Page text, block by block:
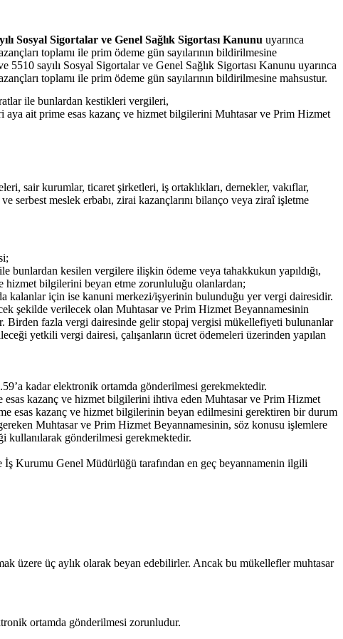
Sosyal Sigortalar ve Genel Sağlık Sigortası Kanunu uyarınca
toplamı ile prim ödeme gün sayılarının bildirilmesine
sayılı Sosyal Sigortalar ve Genel Sağlık Sigortası Kanunu uyarınca
toplamı ile prim ödeme gün sayılarının bildirilmesine mahsustur.
ile bunlardan kestikleri vergileri,
aya ait prime esas kazanç ve hizmet bilgilerini Muhtasar ve Prim Hizmet
sair kurumlar, ticaret şirketleri, iş ortaklıkları, dernekler, vakıflar,
serbest meslek erbabı, zirai kazançlarını bilanço veya ziraî işletme
kesilen vergilere ilişkin ödeme veya tahakkukun yapıldığı,
hizmet bilgilerini beyan etme zorunluluğu olanlardan;
kalanlar için ise kanuni merkezi/işyerinin bulunduğu yer vergi dairesidir.
şekilde verilecek olan Muhtasar ve Prim Hizmet Beyannamesinin
Birden fazla vergi dairesinde gelir stopaj vergisi mükellefiyeti bulunanlar
yetkili vergi dairesi, çalışanların ücret ödemeleri üzerinden yapılan
kadar elektronik ortamda gönderilmesi gerekmektedir.
esas kazanç ve hizmet bilgilerini ihtiva eden Muhtasar ve Prim Hizmet
esas kazanç ve hizmet bilgilerinin beyan edilmesini gerektiren bir durum
Muhtasar ve Prim Hizmet Beyannamesinin, söz konusu işlemlere
kullanılarak gönderilmesi gerekmektedir.
İş Kurumu Genel Müdürlüğü tarafından en geç beyannamenin ilgili
üzere üç aylık olarak beyan edebilirler. Ancak bu mükellefler muhtasar
ortamda gönderilmesi zorunludur.